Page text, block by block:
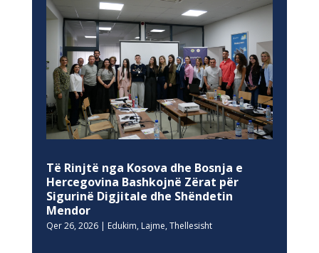
Të Rinjtë nga Kosova dhe Bosnja e
Hercegovina Bashkojnë Zërat për
Sigurinë Digjitale dhe Shëndetin
Mendor
Qer 26, 2026| Edukim, Lajme, Thellesisht